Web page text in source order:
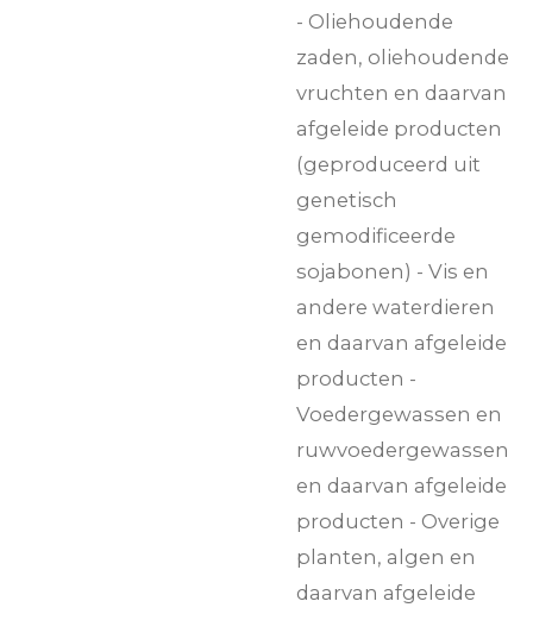
- Oliehoudende
zaden, oliehoudende
vruchten en daarvan
afgeleide producten
(geproduceerd uit
genetisch
gemodificeerde
sojabonen) - Vis en
andere waterdieren
en daarvan afgeleide
producten -
Voedergewassen en
ruwvoedergewassen
en daarvan afgeleide
producten - Overige
planten, algen en
daarvan afgeleide